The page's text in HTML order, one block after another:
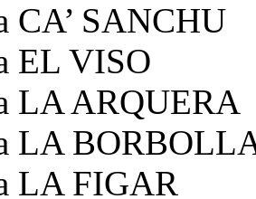
CA’ SANCHU
EL VISO
LA ARQUERA
LA
LA FIGAR